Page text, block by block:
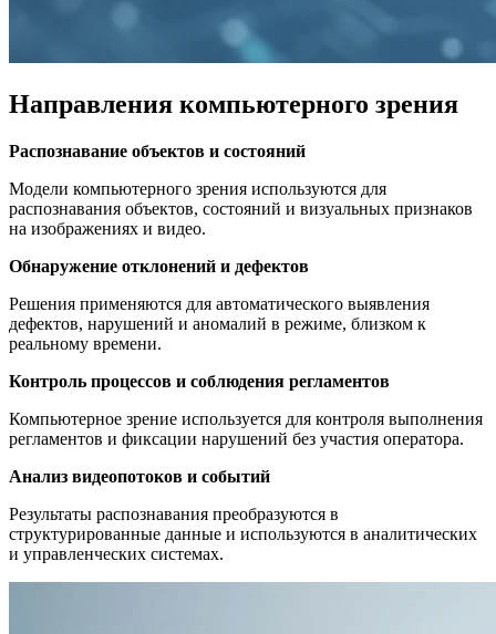
Направления компьютерного зрения
Распознавание объектов и состояний
Модели компьютерного зрения используются для
распознавания объектов, состояний и визуальных признаков
на изображениях и видео.
Обнаружение отклонений и дефектов
Решения применяются для автоматического выявления
дефектов, нарушений и аномалий в режиме, близком к
реальному времени.
Контроль процессов и соблюдения регламентов
Компьютерное зрение используется для контроля выполнения
регламентов и фиксации нарушений без участия оператора.
Анализ видеопотоков и событий
Результаты распознавания преобразуются в
структурированные данные и используются в аналитических
и управленческих системах.